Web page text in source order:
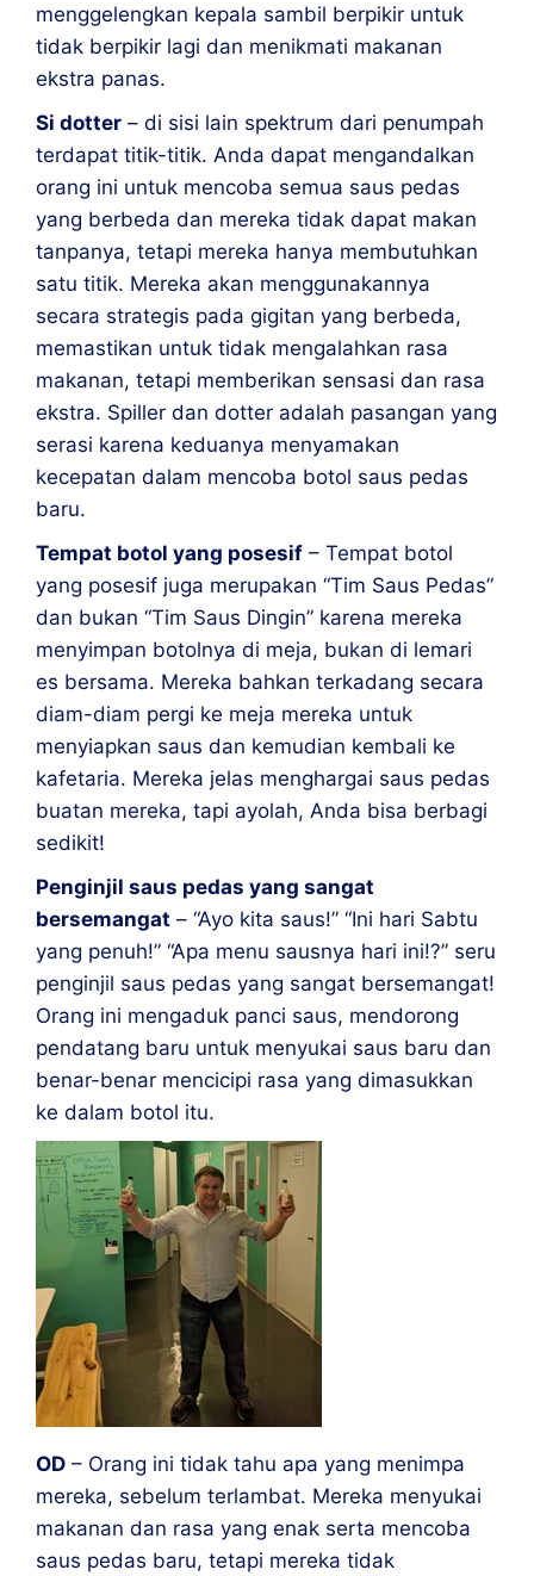
menggelengkan kepala sambil berpikir untuk
tidak berpikir lagi dan menikmati makanan
ekstra panas.
Si dotter – di sisi lain spektrum dari penumpah
terdapat titik-titik. Anda dapat mengandalkan
orang ini untuk mencoba semua saus pedas
yang berbeda dan mereka tidak dapat makan
tanpanya, tetapi mereka hanya membutuhkan
satu titik. Mereka akan menggunakannya
secara strategis pada gigitan yang berbeda,
memastikan untuk tidak mengalahkan rasa
makanan, tetapi memberikan sensasi dan rasa
ekstra. Spiller dan dotter adalah pasangan yang
serasi karena keduanya menyamakan
kecepatan dalam mencoba botol saus pedas
baru.
Tempat botol yang posesif – Tempat botol
yang posesif juga merupakan “Tim Saus Pedas”
dan bukan “Tim Saus Dingin” karena mereka
menyimpan botolnya di meja, bukan di lemari
es bersama. Mereka bahkan terkadang secara
diam-diam pergi ke meja mereka untuk
menyiapkan saus dan kemudian kembali ke
kafetaria. Mereka jelas menghargai saus pedas
buatan mereka, tapi ayolah, Anda bisa berbagi
sedikit!
Penginjil saus pedas yang sangat
bersemangat – “Ayo kita saus!” “Ini hari Sabtu
yang penuh!” “Apa menu sausnya hari ini!?” seru
penginjil saus pedas yang sangat bersemangat!
Orang ini mengaduk panci saus, mendorong
pendatang baru untuk menyukai saus baru dan
benar-benar mencicipi rasa yang dimasukkan
ke dalam botol itu.
OD – Orang ini tidak tahu apa yang menimpa
mereka, sebelum terlambat. Mereka menyukai
makanan dan rasa yang enak serta mencoba
saus pedas baru, tetapi mereka tidak